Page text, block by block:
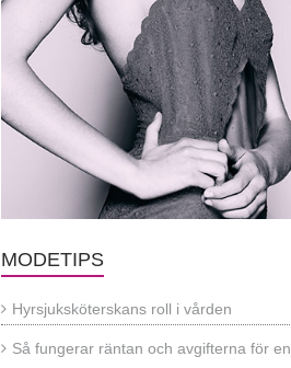
MODETIPS
Hyrsjuksköterskans roll i vården
Så fungerar räntan och avgifterna för en